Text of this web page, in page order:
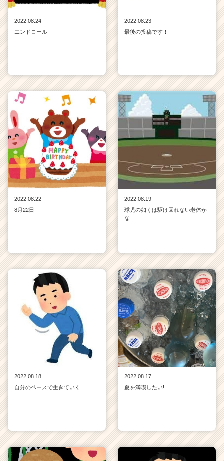
2022.08.24
エンドロール
2022.08.23
最後の投稿です！
2022.08.22
8月22日
2022.08.19
球児の如くは駆け回れない老体か
な
2022.08.18
自分のペースで生きていく
2022.08.17
夏を満喫したい!